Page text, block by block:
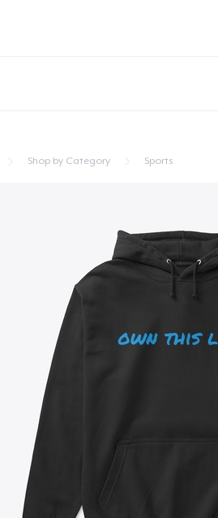
Shop by Category Sports